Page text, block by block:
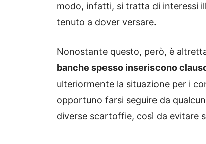
modo, infatti, si tratta di interessi
tenuto a dover versare.
Nonostante questo, però, è
banche spesso inseriscono
ulteriormente la situazione per i
opportuno farsi seguire da
diverse scartoffie, così da evitare